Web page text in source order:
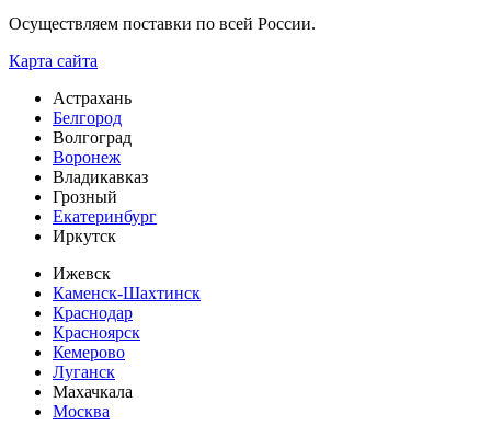
Осуществляем поставки по всей России.
Карта сайта
Астрахань
Белгород
Волгоград
Воронеж
Владикавказ
Грозный
Екатеринбург
Иркутск
Ижевск
Каменск-Шахтинск
Краснодар
Красноярск
Кемерово
Луганск
Махачкала
Москва